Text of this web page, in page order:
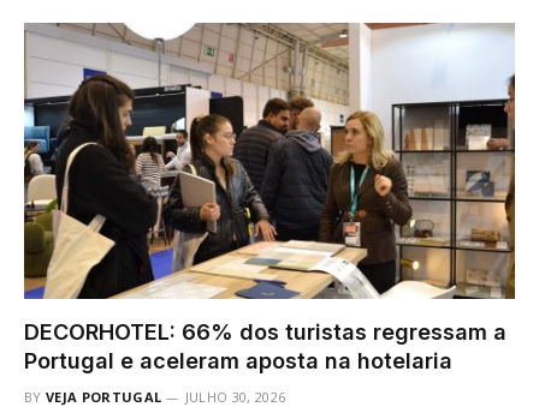
DECORHOTEL: 66% dos turistas regressam a
Portugal e aceleram aposta na hotelaria
BY VEJA PORTUGAL JULHO 30, 2026